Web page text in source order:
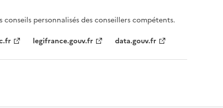
conseils personnalisés des conseillers compétents.
legifrance.gouv.fr data.gouv.fr